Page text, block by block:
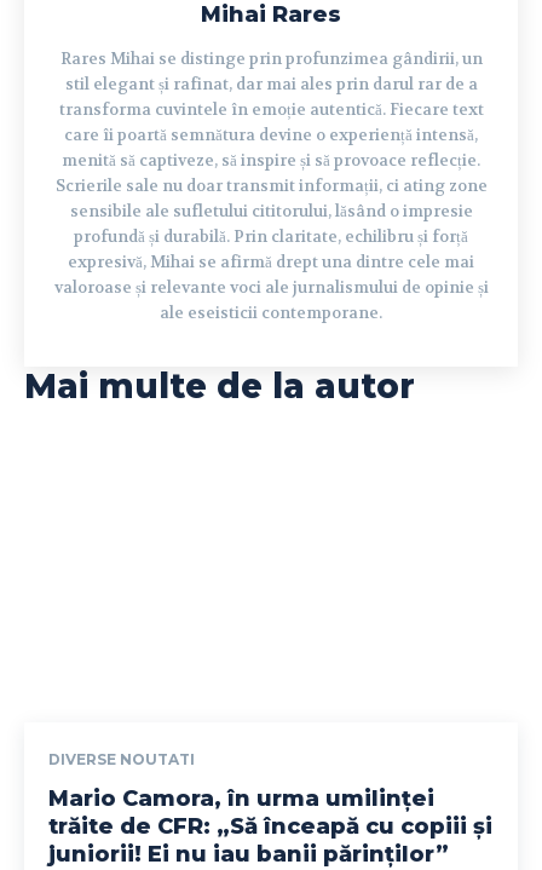
Mihai Rares
Rares Mihai se distinge prin profunzimea gândirii, un
stil elegant și rafinat, dar mai ales prin darul rar de a
transforma cuvintele în emoție autentică. Fiecare text
care îi poartă semnătura devine o experiență intensă,
menită să captiveze, să inspire și să provoace reflecție.
Scrierile sale nu doar transmit informații, ci ating zone
sensibile ale sufletului cititorului, lăsând o impresie
profundă și durabilă. Prin claritate, echilibru și forță
expresivă, Mihai se afirmă drept una dintre cele mai
valoroase și relevante voci ale jurnalismului de opinie și
ale eseisticii contemporane.
Mai multe de la autor
DIVERSE NOUTATI
Mario Camora, în urma umilinței
trăite de CFR: „Să înceapă cu copiii și
juniorii! Ei nu iau banii părinților”